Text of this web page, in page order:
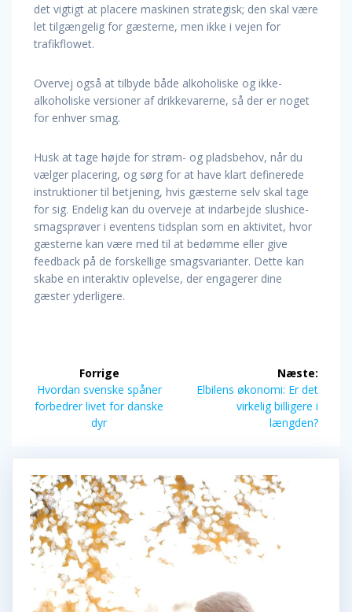
det vigtigt at placere maskinen strategisk; den skal være
let tilgængelig for gæsterne, men ikke i vejen for
trafikflowet.
Overvej også at tilbyde både alkoholiske og ikke-
alkoholiske versioner af drikkevarerne, så der er noget
for enhver smag.
Husk at tage højde for strøm- og pladsbehov, når du
vælger placering, og sørg for at have klart definerede
instruktioner til betjening, hvis gæsterne selv skal tage
for sig. Endelig kan du overveje at indarbejde slushice-
smagsprøver i eventens tidsplan som en aktivitet, hvor
gæsterne kan være med til at bedømme eller give
feedback på de forskellige smagsvarianter. Dette kan
skabe en interaktiv oplevelse, der engagerer dine
gæster yderligere.
Indlægsnavigation
Forrige
Forrige
indlæg:
Hvordan svenske spåner
forbedrer livet for danske
dyr
Næste:
Næste
Elbilens økonomi: Er det
virkelig billigere i
længden?